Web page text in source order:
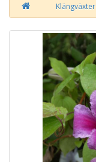
Klängväxter